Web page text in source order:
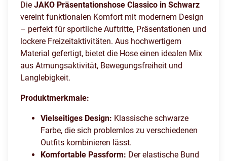
Die JAKO Präsentationshose Classico in Schwarz
vereint funktionalen Komfort mit modernem Design
– perfekt für sportliche Auftritte, Präsentationen und
lockere Freizeitaktivitäten. Aus hochwertigem
Material gefertigt, bietet die Hose einen idealen Mix
aus Atmungsaktivität, Bewegungsfreiheit und
Langlebigkeit.
Produktmerkmale:
Vielseitiges Design: Klassische schwarze
Farbe, die sich problemlos zu verschiedenen
Outfits kombinieren lässt.
Komfortable Passform: Der elastische Bund